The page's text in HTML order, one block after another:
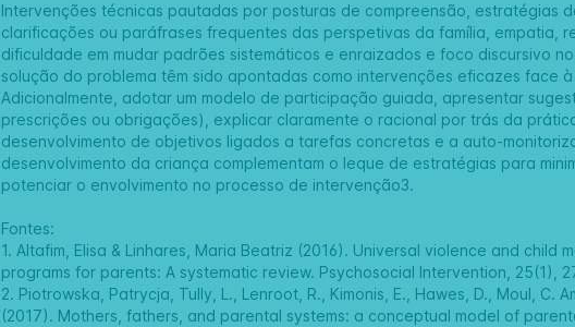
Intervenções técnicas pautadas por posturas de compreensão, estratégias
clarificações ou paráfrases frequentes das perspetivas da família, empatia,
dificuldade em mudar padrões sistemáticos e enraizados e foco discursivo
solução do problema têm sido apontadas como intervenções eficazes face
Adicionalmente, adotar um modelo de participação guiada, apresentar
prescrições ou obrigações), explicar claramente o racional por trás da
desenvolvimento de objetivos ligados a tarefas concretas e a auto-
desenvolvimento da criança complementam o leque de estratégias para
potenciar o envolvimento no processo de intervenção3.
Fontes:
1. Altafim, Elisa & Linhares, Maria Beatriz (2016). Universal violence and child
programs for parents: A systematic review. Psychosocial Intervention, 25(1),
2. Piotrowska, Patrycja, Tully, L., Lenroot, R., Kimonis, E., Hawes, D., Moul, C.
(2017). Mothers, fathers, and parental systems: a conceptual model of